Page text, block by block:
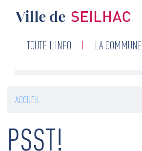
Navigation
TOUTE L'INFO LA COMMUNE
ACCUEIL
PSST!